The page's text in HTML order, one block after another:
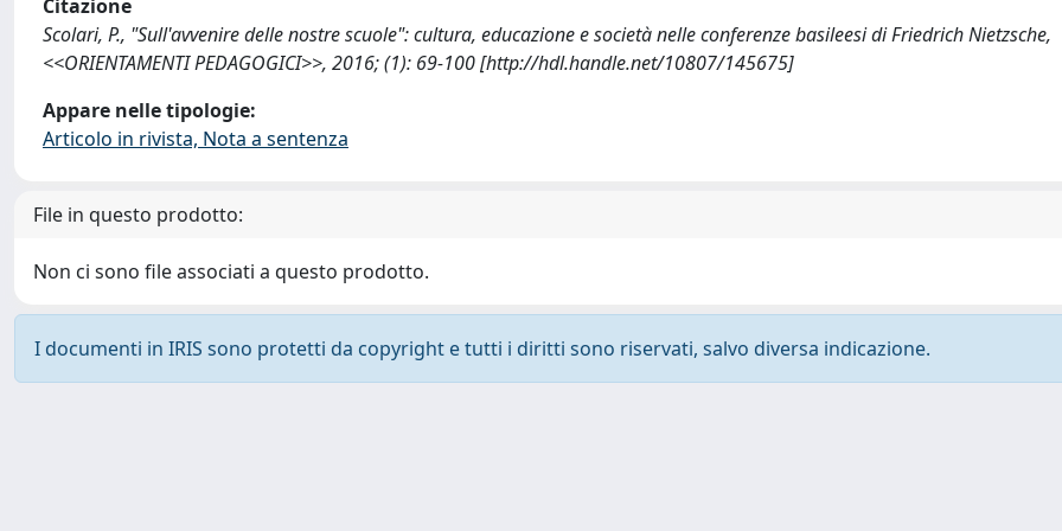
Citazione
Scolari, P., "Sull'avvenire delle nostre scuole": cultura, educazione e società nelle conferenze basileesi di Friedrich Nietzsche,
<<ORIENTAMENTI PEDAGOGICI>>, 2016; (1): 69-100 [http://hdl.handle.net/10807/145675]
Appare nelle tipologie:
Articolo in rivista, Nota a sentenza
File in questo prodotto:
Non ci sono file associati a questo prodotto.
I documenti in IRIS sono protetti da copyright e tutti i diritti sono riservati, salvo diversa indicazione.